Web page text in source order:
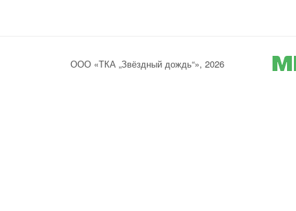
ООО «ТКА „Звёздный дождь“», 2026